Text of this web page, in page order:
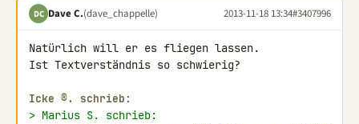
DC Dave C.(dave_chappelle) 2013-11-18 13:34#3407996
Natürlich will er es fliegen lassen.
Ist Textverständnis so schwierig?
Icke ®. schrieb:
> Marius S. schrieb: